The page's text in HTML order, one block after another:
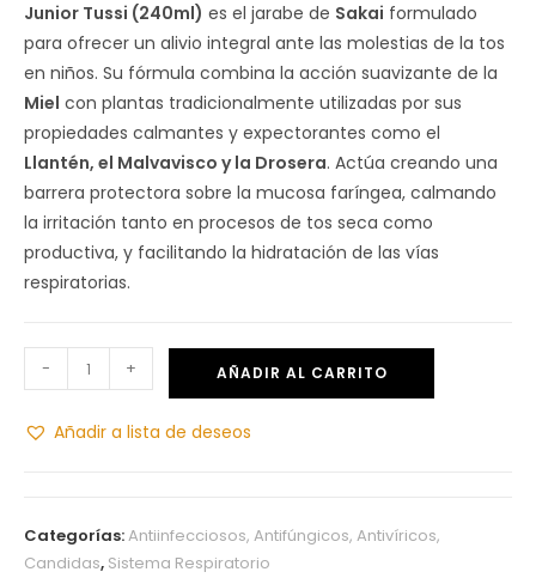
Junior Tussi (240ml) es el jarabe de Sakai formulado
para ofrecer un alivio integral ante las molestias de la tos
en niños. Su fórmula combina la acción suavizante de la
Miel con plantas tradicionalmente utilizadas por sus
propiedades calmantes y expectorantes como el
Llantén, el Malvavisco y la Drosera. Actúa creando una
barrera protectora sobre la mucosa faríngea, calmando
la irritación tanto en procesos de tos seca como
productiva, y facilitando la hidratación de las vías
respiratorias.
- + AÑADIR AL CARRITO
Añadir a lista de deseos
Categorías:Antiinfecciosos, Antifúngicos, Antivíricos,
Candidas, Sistema Respiratorio